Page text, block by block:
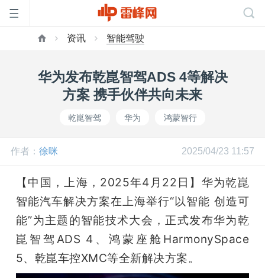
网
开
资讯 智能驾驶
华为发布乾崑智驾ADS 4等解决
方案 携手伙伴共向未来
乾崑智驾 华为 鸿蒙智行
作者： 徐咪 2025/04/23 11:57
【中国，上海，2025年4月22日】华为乾崑
智能汽车解决方案在上海举行“以智能 创造可
能”为主题的智能技术大会，正式发布华为乾
崑智驾ADS 4、鸿蒙座舱HarmonySpace
5、乾崑车控XMC等全新解决方案。